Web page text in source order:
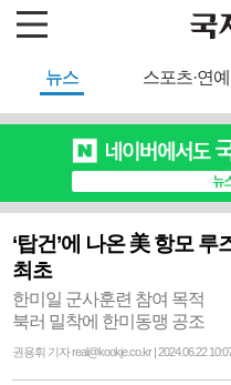
뉴스 스포츠·연예
‘탑건’에 나온 美 항모
최초
한미일 군사훈련 참여 목적
북러 밀착에 한미동맹 공조
권용휘 기자 real@kookje.co.kr | 2024.06.22